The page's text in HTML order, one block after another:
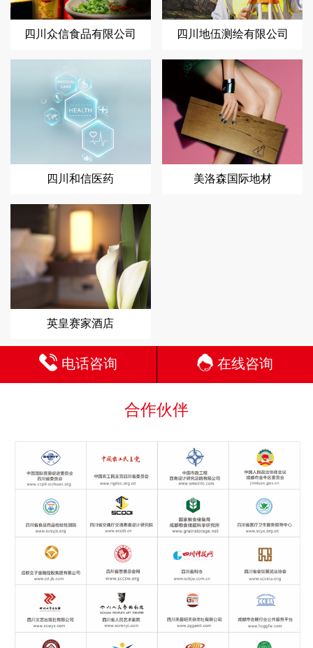
四川众信食品有限公司 四川地伍测绘有限公司
四川和信医药 美洛森国际地材
英皇赛家酒店
电话咨询 在线咨询
合作伙伴